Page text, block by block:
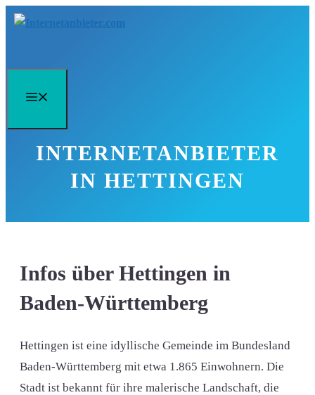
Zum
INTERNETANBIETER
IN HETTINGEN
Infos über Hettingen in
Baden-Württemberg
Hettingen ist eine idyllische Gemeinde im Bundesland
Baden-Württemberg mit etwa 1.865 Einwohnern. Die
Stadt ist bekannt für ihre malerische Landschaft, die